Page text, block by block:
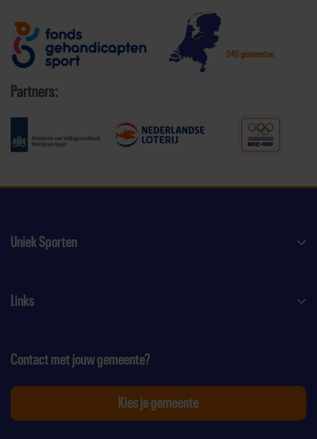
340 gemeenten
Partners:
Uniek Sporten
Links
Contact met jouw gemeente?
Kies je gemeente